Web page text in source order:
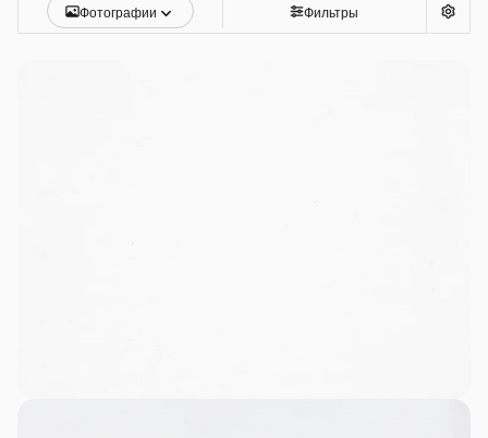
Фотографии Фильтры